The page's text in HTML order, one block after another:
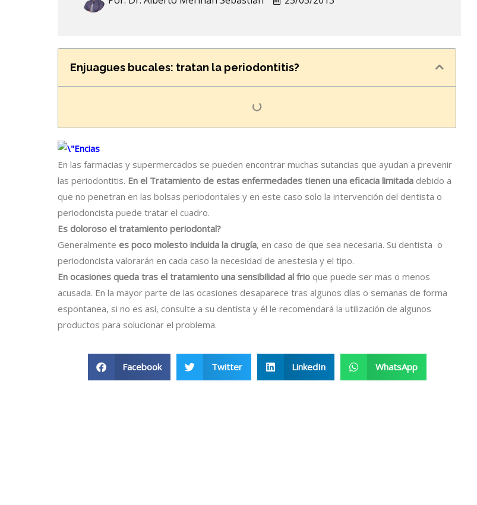
Enjuagues bucales: tratan la periodontitis?
En las farmacias y supermercados se pueden encontrar muchas sutancias que ayudan a prevenir
las periodontitis. En el Tratamiento de estas enfermedades tienen una eficacia limitada debido a
que no penetran en las bolsas periodontales y en este caso solo la intervención del dentista o
periodoncista puede tratar el cuadro.
Es doloroso el tratamiento periodontal?
Generalmente es poco molesto incluida la cirugía, en caso de que sea necesaria. Su dentista o
periodoncista valorarán en cada caso la necesidad de anestesia y el tipo.
En ocasiones queda tras el tratamiento una sensibilidad al frio que puede ser mas o menos
acusada. En la mayor parte de las ocasiones desaparece tras algunos días o semanas de forma
espontanea, si no es así, consulte a su dentista y él le recomendará la utilización de algunos
productos para solucionar el problema.
Facebook Twitter LinkedIn WhatsApp